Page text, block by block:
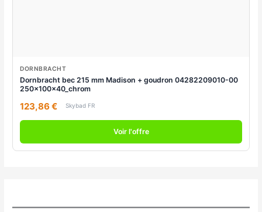
DORNBRACHT
Dornbracht bec 215 mm Madison + goudron 04282209010-00
250x100x40_chrom
123,86 € Skybad FR
Voir l'offre